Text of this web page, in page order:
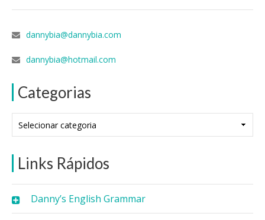
dannybia@dannybia.com
dannybia@hotmail.com
Categorias
Links Rápidos
Danny’s English Grammar